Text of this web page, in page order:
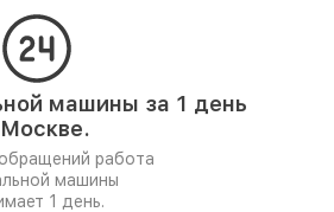
машины за 1 день
работа
машины
1 день.